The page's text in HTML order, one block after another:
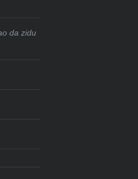
da zidu